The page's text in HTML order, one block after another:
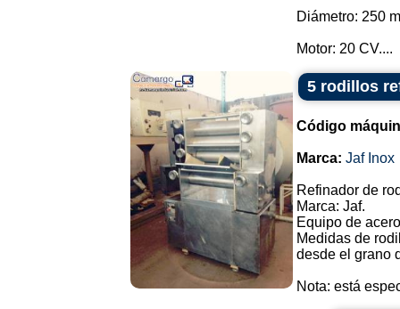
Diámetro: 250
Motor: 20 CV....
5 rodillos
Código
Marca: Jaf Inox
Refinador de
Marca: Jaf.
Equipo de
Medidas de
desde el grano
Nota: está